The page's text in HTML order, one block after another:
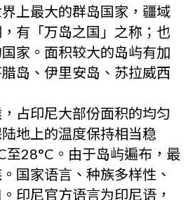
上最大的群岛国家，疆域
有「万岛之国」之称；也
家。面积较大的岛屿有加
岛、伊里安岛、苏拉威西
占印尼大部份面积的均匀
地上的温度保持相当稳
至28°C。由于岛屿遍布，最
国家语言、种族多样性、
印尼官方语言为印尼语，